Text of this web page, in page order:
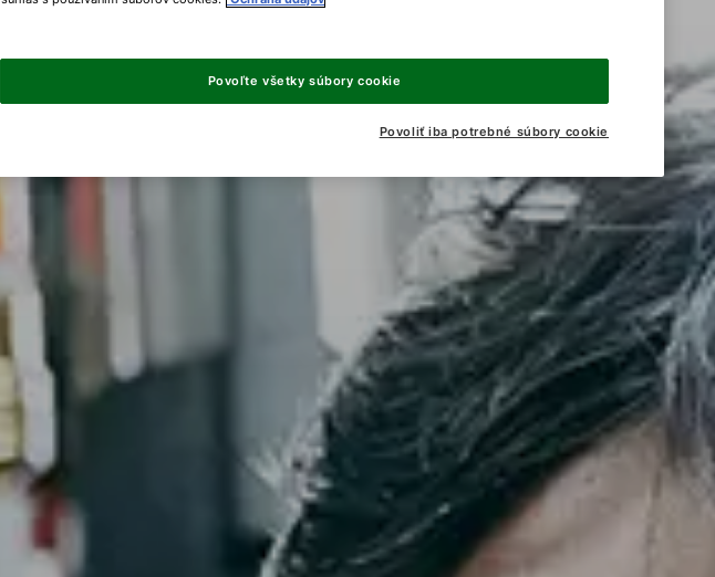
Povoliť iba potrebné súbory cookie
Povoľte všetky súbory cookie